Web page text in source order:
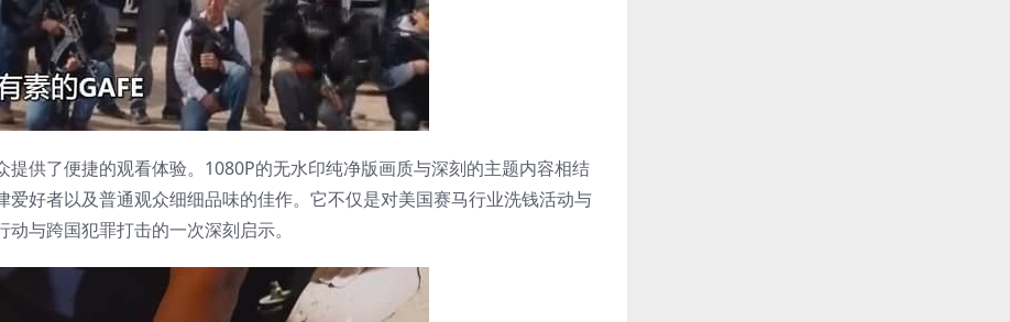
供了便捷的观看体验。1080P的无水印纯净版画质与深刻的主题内容相结
好者以及普通观众细细品味的佳作。它不仅是对美国赛马行业洗钱活动与
与跨国犯罪打击的一次深刻启示。